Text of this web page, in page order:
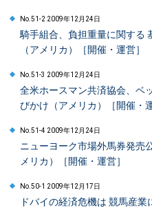
No.51-2 2009年12月24日
騎手組合、負担重量に関する
（アメリカ）［開催・運営］
No.51-3 2009年12月24日
全米ホースマン共済協会、ベ
びかけ（アメリカ）［開催・運
No.51-4 2009年12月24日
ニューヨーク市場外馬券発売
メリカ）［開催・運営］
No.50-1 2009年12月17日
ドバイの経済危機は 競馬産業